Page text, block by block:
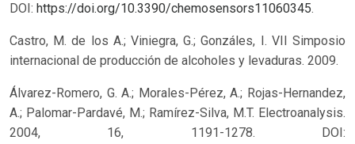
DOI: https://doi.org/10.3390/chemosensors11060345.
Castro, M. de los A.; Viniegra, G.; Gonzáles, I. VII Simposio
internacional de producción de alcoholes y levaduras. 2009.
Álvarez-Romero, G. A.; Morales-Pérez, A.; Rojas-Hernandez,
A.; Palomar-Pardavé, M.; Ramírez-Silva, M.T. Electroanalysis.
2004, 16, 1191-1278. DOI: